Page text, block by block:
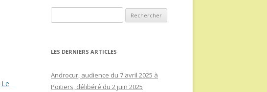
Le
LES DERNIERS ARTICLES
Androcur, audience du 7 avril 2025 à
Poitiers, délibéré du 2 juin 2025